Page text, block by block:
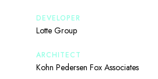
DEVELOPER
Lotte Group
ARCHITECT
Kohn Pedersen Fox Associates